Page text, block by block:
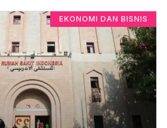
EKONOMI DAN BISNIS